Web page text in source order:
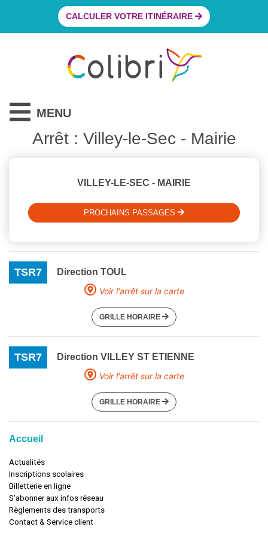
CALCULER VOTRE ITINÉRAIRE
MENU
Arrêt : Villey-le-Sec - Mairie
VILLEY-LE-SEC - MAIRIE
PROCHAINS PASSAGES
TSR7
Direction TOUL
Voir l'arrêt sur la carte
GRILLE HORAIRE
TSR7
Direction VILLEY ST ETIENNE
Voir l'arrêt sur la carte
GRILLE HORAIRE
Accueil
Actualités
Inscriptions scolaires
Billetterie en ligne
S'abonner aux infos réseau
Règlements des transports
Contact & Service client